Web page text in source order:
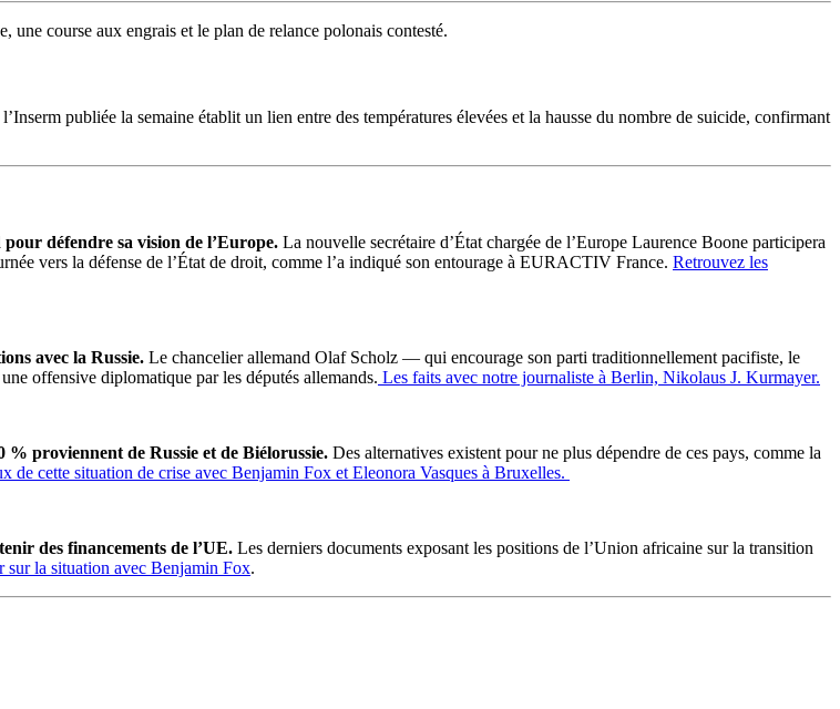
une course aux engrais et le plan de relance polonais contesté.
publiée la semaine établit un lien entre des températures élevées et la hausse du nombre de suicide, confirmant
défendre sa vision de l’Europe. La nouvelle secrétaire d’État chargée de l’Europe Laurence Boone participera
vers la défense de l’État de droit, comme l’a indiqué son entourage à EURACTIV France. Retrouvez les
avec la Russie. Le chancelier allemand Olaf Scholz — qui encourage son parti traditionnellement pacifiste, le
offensive diplomatique par les députés allemands. Les faits avec notre journaliste à Berlin, Nikolaus J. Kurmayer.
proviennent de Russie et de Biélorussie. Des alternatives existent pour ne plus dépendre de ces pays, comme la
de cette situation de crise avec Benjamin Fox et Eleonora Vasques à Bruxelles.
des financements de l’UE. Les derniers documents exposant les positions de l’Union africaine sur la transition
sur la situation avec Benjamin Fox.